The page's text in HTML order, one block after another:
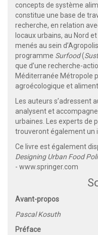
concepts de système
constitue une base de
recherche, en relation
locaux urbains, au Nord
menés au sein
programme Surfood(
que d’une recherche-
Méditerranée Métropole
agroécologique et
Les auteurs s’adressent
analysent et
urbaines. Les experts de
trouveront également un
Ce livre est également
Designing Urban Food
- www.springer.com
Avant-propos
Pascal Kosuth
Préface